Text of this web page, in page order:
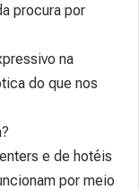
procura por
na
do que nos
e de hotéis
por meio